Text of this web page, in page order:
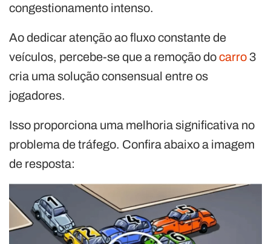
congestionamento intenso.
Ao dedicar atenção ao fluxo constante de
veículos, percebe-se que a remoção docarro3
cria uma solução consensual entre os
jogadores.
Isso proporciona uma melhoria significativa no
problema de tráfego. Confira abaixo a imagem
de resposta: